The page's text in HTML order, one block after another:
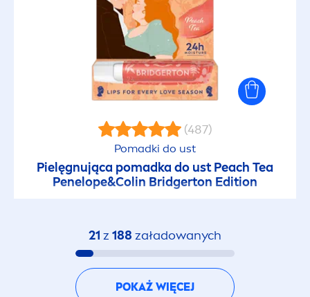
(487)
Pomadki do ust
Pielęgnująca pomadka do ust Peach Tea
Penelope&Colin Bridgerton Edition
21 z 188 załadowanych
POKAŻ WIĘCEJ